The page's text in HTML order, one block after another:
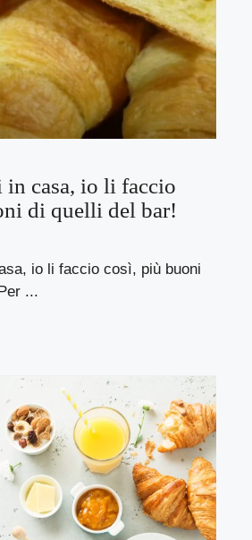
casa, io li faccio
di quelli del bar!
io li faccio così, più buoni
...